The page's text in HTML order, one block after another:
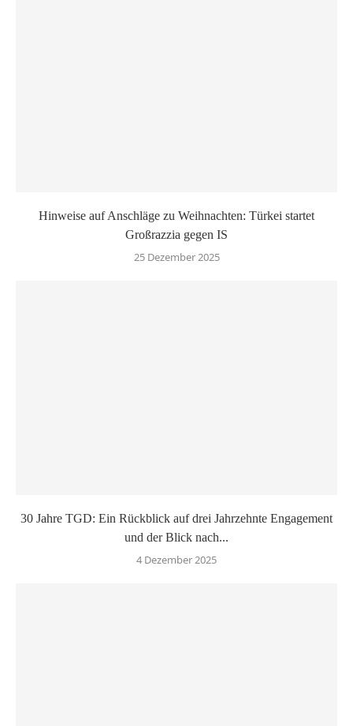
Hinweise auf Anschläge zu Weihnachten: Türkei startet
Großrazzia gegen IS
25 Dezember 2025
30 Jahre TGD: Ein Rückblick auf drei Jahrzehnte Engagement
und der Blick nach...
4 Dezember 2025